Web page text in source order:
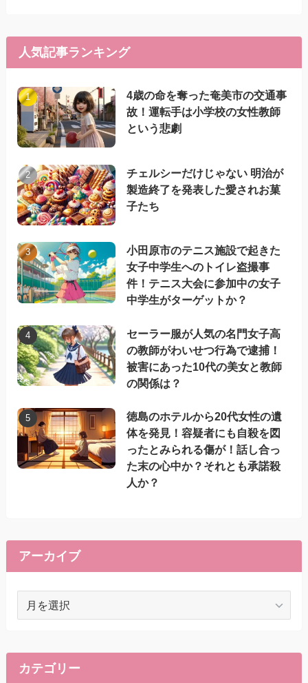
人気記事ランキング
4歳の命を奪った奄美市の交通事
故！運転手は小学校の女性教師
という悲劇
チェルシーだけじゃない 明治が
製造終了を発表した愛されお菓
子たち
小田原市のテニス施設で起きた
女子中学生へのトイレ盗撮事
件！テニス大会に参加中の女子
中学生がターゲットか？
セーラー服が人気の名門女子高
の教師がわいせつ行為で逮捕！
被害にあった10代の美女と教師
の関係は？
徳島のホテルから20代女性の遺
体を発見！容疑者にも自殺を図
ったとみられる傷が！話し合っ
た末の心中か？それとも承諾殺
人か？
アーカイブ
イ
ブ
カテゴリー